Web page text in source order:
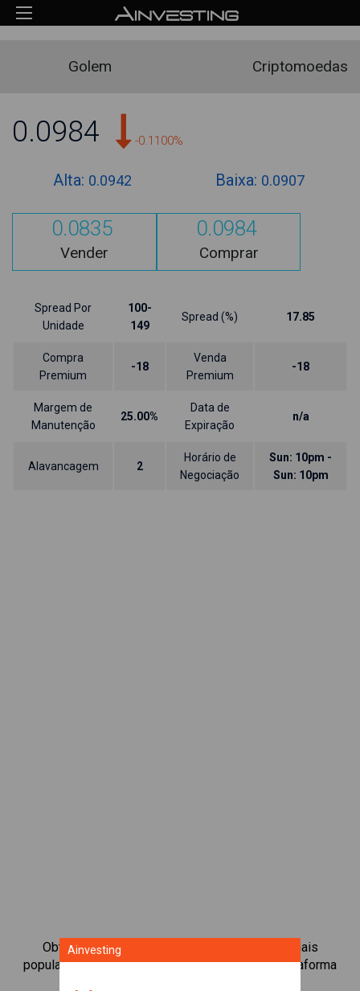
Golem Criptomoedas
0.0984 -0.1100%
Alta: 0.0942 Baixa: 0.0907
0.0835
Vender
0.0984
Comprar
Spread Por
Unidade
100-
149
Spread (%) 17.85
Compra
Premium
-18
Venda
Premium
-18
Margem de
Manutenção
25.00%
Data de
Expiração
n/a
Alavancagem 2
Horário de
Negociação
Sun: 10pm -
Sun: 10pm
Obtenha acesso instantâneo às Obrigações mais
populares disponíveis diretamente na nossa plataforma
Ainvesting